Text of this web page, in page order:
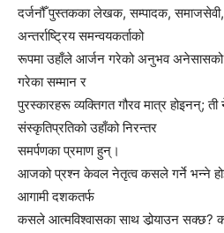
दर्जनौँ पुस्तकका लेखक, सम्पादक,
अन्तर्राष्ट्रिय समन्वयकर्ताको
रूपमा उहाँले आर्जन गरेको अनुभव अनेसासको
गरेका सम्मान र
पुरस्कारहरू व्यक्तिगत गौरव मात्र होइनन्; ती
संस्कृतिप्रतिको उहाँको निरन्तर
समर्पणका प्रमाण हुन्।
आजको प्रश्न केवल नेतृत्व कसले गर्ने भन्ने
आगामी दशकतर्फ
कसले आत्मविश्वासका साथ डोर्‍याउन सक्छ?